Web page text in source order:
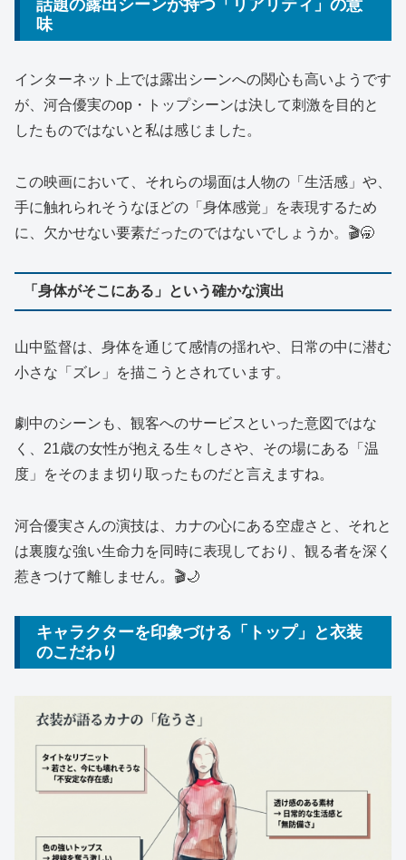
話題の露出シーンが持つ「リアリティ」の意
味
インターネット上では露出シーンへの関心も高いようです
が、河合優実のop・トップシーンは決して刺激を目的と
したものではないと私は感じました。
この映画において、それらの場面は人物の「生活感」や、
手に触れられそうなほどの「身体感覚」を表現するため
に、欠かせない要素だったのではないでしょうか。🎬🥱
「身体がそこにある」という確かな演出
山中監督は、身体を通じて感情の揺れや、日常の中に潜む
小さな「ズレ」を描こうとされています。
劇中のシーンも、観客へのサービスといった意図ではな
く、21歳の女性が抱える生々しさや、その場にある「温
度」をそのまま切り取ったものだと言えますね。
河合優実さんの演技は、カナの心にある空虚さと、それと
は裏腹な強い生命力を同時に表現しており、観る者を深く
惹きつけて離しません。🎬🌙
キャラクターを印象づける「トップ」と衣装
のこだわり